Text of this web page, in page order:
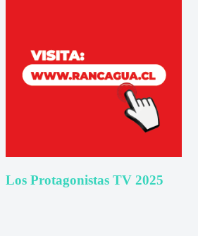
Los Protagonistas TV 2025